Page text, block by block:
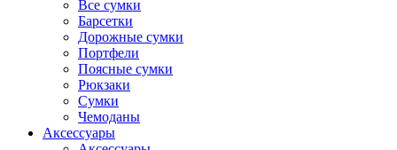
Все сумки
Барсетки
Дорожные сумки
Портфели
Поясные сумки
Рюкзаки
Сумки
Чемоданы
Аксессуары